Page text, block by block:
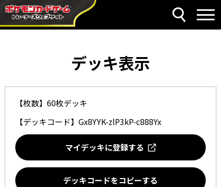
デッキ表示
【枚数】60枚デッキ
【デッキコード】 Gx8YYK-zlP3kP-c888Yx
マイデッキに登録する
デッキコードをコピーする